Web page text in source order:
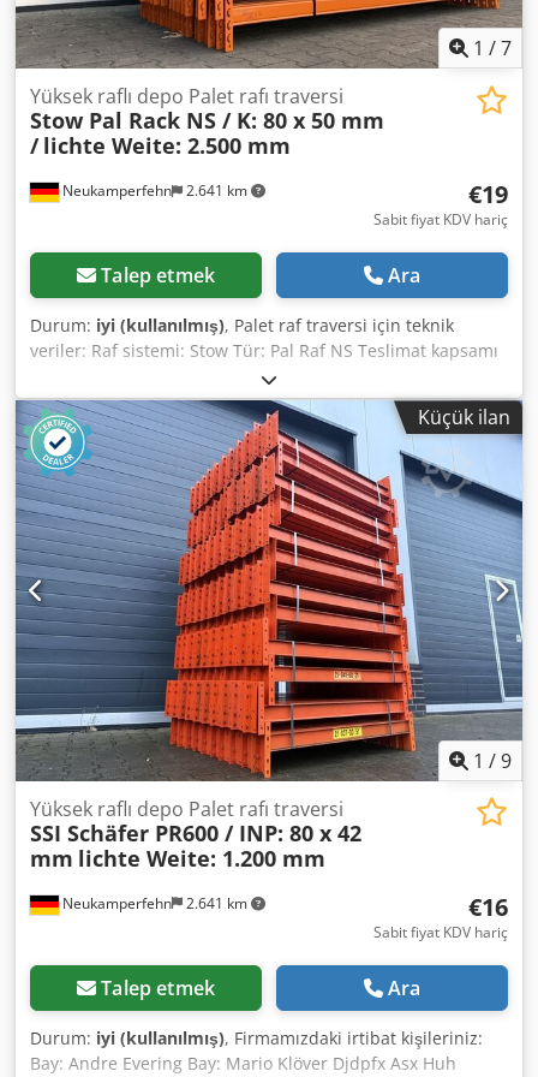
1 /7
Neukamperfehn 2.641 km
Yüksek raflı depo Palet rafı traversi
Stow Pal Rack NS / K: 80 x 50 mm
/ lichte Weite: 2.500 mm
€19
Sabit fiyat KDV hariç
Talep etmek Ara
Durum: iyi (kullanılmış), Palet raf traversi için teknik
veriler: Raf sistemi: Stow Tür: Pal Raf NS Teslimat kapsamı
şunları içerir: 01x palet raf kirişi, kullanılmış Malzeme
rengi: RAL 2004 turuncu Kutu profili: 80 x 50 mm Truss tipi:
PNB0488 Toka: 4 HK (kancalar) net genişlik: 2.500 mm en
fazla. kiriş çifti başına yük Sabit dağıtılmış yükte 1.000 kg
Dcedpfowaghnsx Apcjk 02x kilitleme pimleri, kullanılmış
Sürüm: komple galvanizli Uzunlamasına kirişleri
sabitlemek için istem dışı kaldırmaya karşı Şirketimizdeki
irtibat kişileriniz: Bay: Andre Evering Bay: Mario Klöver Bay:
Falk Almanca Makale hakkında genel bilgi: Bu ürün
yalnızca teslim alınabilir. Talep edilen herhangi bir ek
nakliye veya bu ürünün gönderilmesi ek maliyetlere tabidir
ve bu maliyetler ayrı olarak tahsil edilecektir Teslimat
yerine veya teslimat kapsamına bağlı olarak bizden talep
edilebilir.
Küçük ilan
1 /9
Neukamperfehn 2.641 km
Yüksek raflı depo Palet rafı traversi
SSI Schäfer PR600 / INP: 80 x 42
mm lichte Weite: 1.200 mm
€16
Sabit fiyat KDV hariç
Talep etmek Ara
Durum: iyi (kullanılmış), Firmamızdaki irtibat kişileriniz:
Bay: Andre Evering Bay: Mario Klöver Djdpfx Asx Huh